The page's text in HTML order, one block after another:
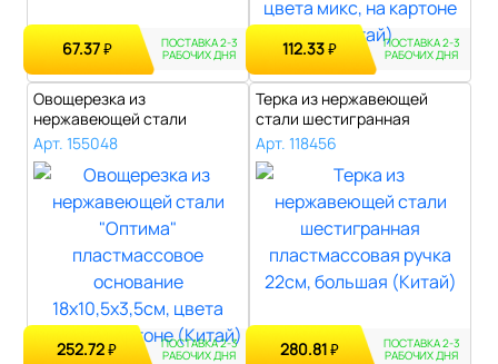
67.37₽ ПОСТАВКА 2-3
РАБОЧИХ ДНЯ 112.33₽ ПОСТАВКА 2-3
РАБОЧИХ ДНЯ
Овощерезка из
нержавеющей стали
"Оптима" пластмассовое ..
Арт. 155048
252.72₽ ПОСТАВКА 2-3
РАБОЧИХ ДНЯ
Терка из нержавеющей
стали шестигранная
пластмассовая р..
Арт. 118456
280.81₽ ПОСТАВКА 2-3
РАБОЧИХ ДНЯ